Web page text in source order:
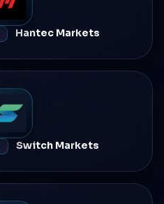
Hantec Markets
Switch Markets